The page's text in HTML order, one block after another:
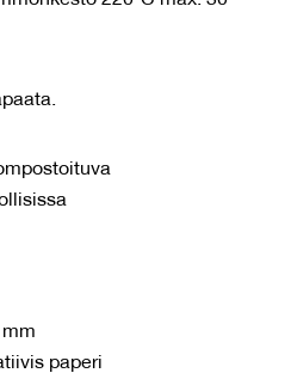
mm
paperi